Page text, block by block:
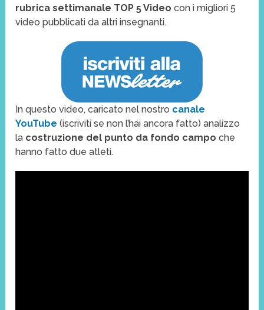
rubrica settimanale TOP 5 Video con i migliori 5
video pubblicati da altri insegnanti.
In questo video, caricato nel nostro canale
YouTube (iscriviti se non l’hai ancora fatto) analizzo
la costruzione del punto da fondo campo che
hanno fatto due atleti.